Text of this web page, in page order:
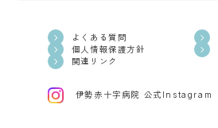
よくある質問
個人情報保護方針
関連リンク
伊勢赤十字病院 公式Instagram